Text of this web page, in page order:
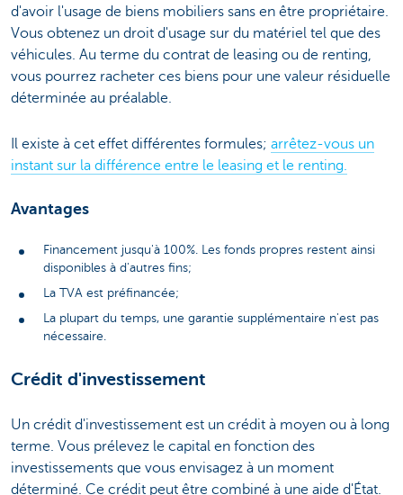
d'avoir l'usage de biens mobiliers sans en être propriétaire.
Vous obtenez un droit d'usage sur du matériel tel que des
véhicules. Au terme du contrat de leasing ou de renting,
vous pourrez racheter ces biens pour une valeur résiduelle
déterminée au préalable.
Il existe à cet effet différentes formules; arrêtez-vous un
instant sur la différence entre le leasing et le renting.
Avantages
Financement jusqu'à 100%. Les fonds propres restent ainsi
disponibles à d'autres fins;
La TVA est préfinancée;
La plupart du temps, une garantie supplémentaire n'est pas
nécessaire.
Crédit d'investissement
Un crédit d'investissement est un crédit à moyen ou à long
terme. Vous prélevez le capital en fonction des
investissements que vous envisagez à un moment
déterminé. Ce crédit peut être combiné à une aide d'État.